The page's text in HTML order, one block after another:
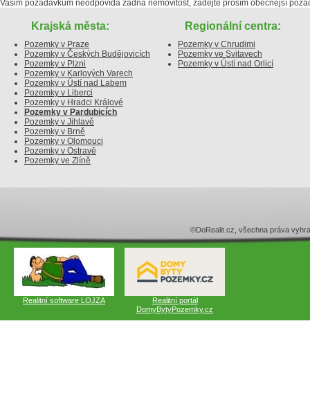
Vašim požadavkům neodpovídá žádná nemovitost, zadejte prosím obecnější
Krajská města:
Pozemky v Praze
Pozemky v Českých Budějovicích
Pozemky v Plzni
Pozemky v Karlových Varech
Pozemky v Ústí nad Labem
Pozemky v Liberci
Pozemky v Hradci Králové
Pozemky v Pardubicích
Pozemky v Jihlavě
Pozemky v Brně
Pozemky v Olomouci
Pozemky v Ostravě
Pozemky ve Zlíně
Regionální centra:
Pozemky v Chrudimi
Pozemky ve Svitavech
Pozemky v Ústí nad Orlicí
©DoRealit.cz, všechna práva
Realitní software LOJZA
Realitní portál
DomyBytyPozemky.cz